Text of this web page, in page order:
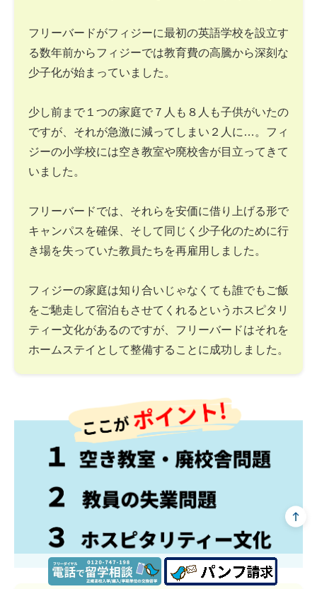
フリーバードがフィジーに最初の英語学校を設立す
る数年前からフィジーでは教育費の高騰から深刻な
少子化が始まっていました。
少し前まで１つの家庭で７人も８人も子供がいたの
ですが、それが急激に減ってしまい２人に…。フィ
ジーの小学校には空き教室や廃校舎が目立ってきて
いました。
フリーバードでは、それらを安価に借り上げる形で
キャンパスを確保、そして同じく少子化のために行
き場を失っていた教員たちを再雇用しました。
フィジーの家庭は知り合いじゃなくても誰でもご飯
をご馳走して宿泊もさせてくれるというホスピタリ
ティー文化があるのですが、フリーバードはそれを
ホームステイとして整備することに成功しました。